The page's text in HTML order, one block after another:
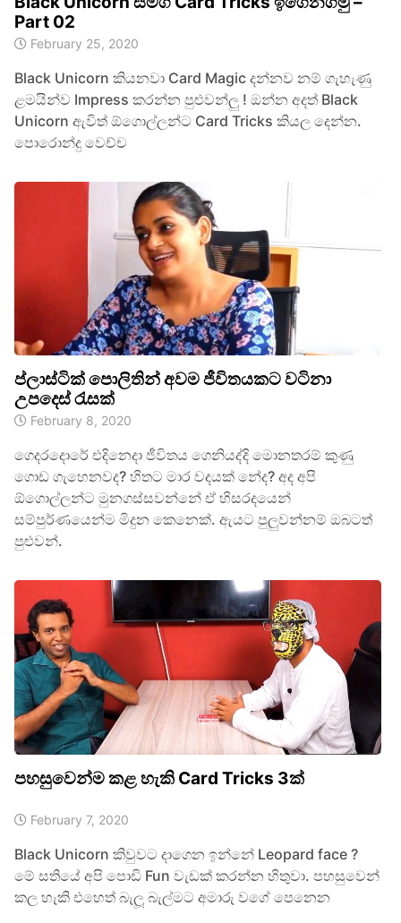
Part 02
February 25, 2020
Black Unicorn කියනවා Card Magic දන්නව නම් ගැහැණු
ළමයින්ව Impress කරන්න පුළුවන්ලු ! ඔන්න අදත් Black
Unicorn ඇවිත් ඕගොල්ලන්ට Card Tricks කියල දෙන්න.
පොරොන්දු වෙච්ච
ප්ලාස්ටික් පොලිතින් අවම ජීවිතයකට වටිනා
උපදෙස් රැසක්
February 8, 2020
ගෙදරදොරේ එදිනෙදා ජීවිතය ගෙනියද්දි මොනතරම් කුණු
ගොඩ ගැහෙනවද? හිතට මාර වදයක් නේද? අද අපි
ඕගොල්ලන්ට මුනගස්සවන්නේ ඒ හිසරදයෙන්
සම්පුර්ණයෙන්ම මිදුන කෙනෙක්. ඇයට පුලුවන්නම් ඔබටත්
පුළුවන්.
පහසුවෙන්ම කළ හැකි Card Tricks 3ක්
February 7, 2020
Black Unicorn කිවුවට දාගෙන ඉන්නේ Leopard face ?
මේ සතියේ අපි පොඩි Fun වැඩක් කරන්න හිතුවා. පහසුවෙන්
කල හැකි එහෙත් බැලූ බැල්මට අමාරු වගේ පෙනෙන